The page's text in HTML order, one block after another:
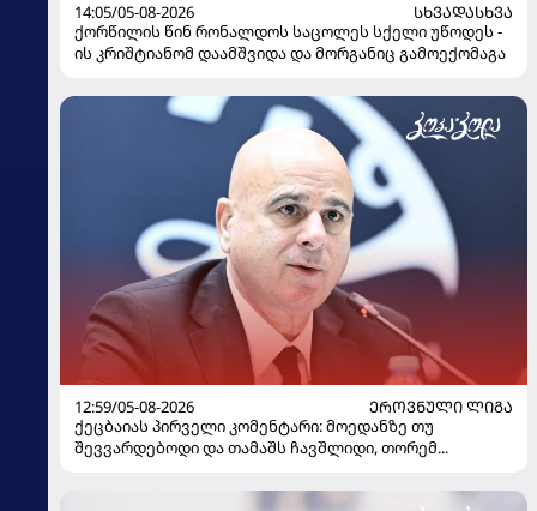
14:05/05-08-2026
ᲡᲮᲕᲐᲓᲐᲡᲮᲕᲐ
ქორწილის წინ რონალდოს საცოლეს სქელი უწოდეს -
ის კრიშტიანომ დაამშვიდა და მორგანიც გამოექომაგა
12:59/05-08-2026
ᲔᲠᲝᲕᲜᲣᲚᲘ ᲚᲘᲒᲐ
ქეცბაიას პირველი კომენტარი: მოედანზე თუ
შევვარდებოდი და თამაშს ჩავშლიდი, თორემ...